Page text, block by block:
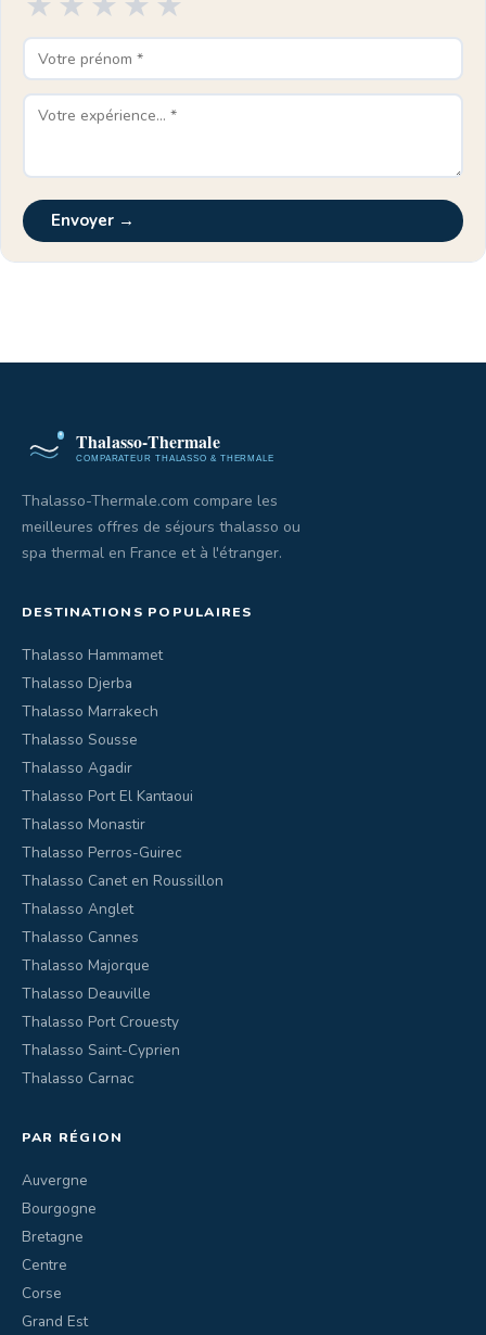
Envoyer →
Thalasso-Thermale.com compare les
meilleures offres de séjours thalasso ou
spa thermal en France et à l'étranger.
DESTINATIONS POPULAIRES
Thalasso Hammamet
Thalasso Djerba
Thalasso Marrakech
Thalasso Sousse
Thalasso Agadir
Thalasso Port El Kantaoui
Thalasso Monastir
Thalasso Perros-Guirec
Thalasso Canet en Roussillon
Thalasso Anglet
Thalasso Cannes
Thalasso Majorque
Thalasso Deauville
Thalasso Port Crouesty
Thalasso Saint-Cyprien
Thalasso Carnac
PAR RÉGION
Auvergne
Bourgogne
Bretagne
Centre
Corse
Grand Est